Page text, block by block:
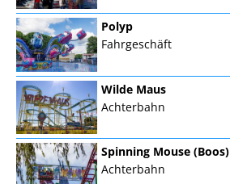
Polyp
Fahrgeschäft
Wilde Maus
Achterbahn
Spinning Mouse (Boos)
Achterbahn